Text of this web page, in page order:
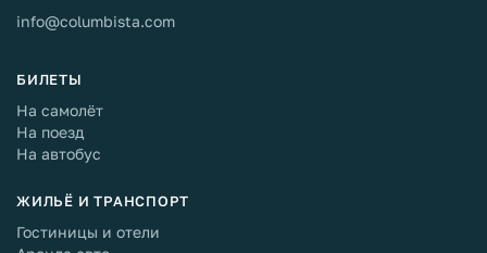
info@columbista.com
БИЛЕТЫ
На самолёт
На поезд
На автобус
ЖИЛЬЁ И ТРАНСПОРТ
Гостиницы и отели